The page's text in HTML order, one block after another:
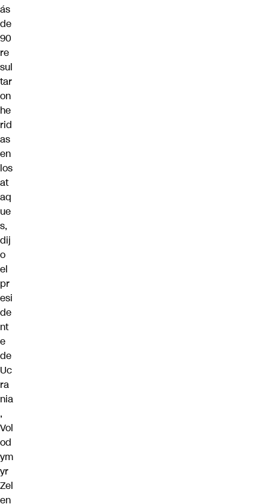
ás
de
90
re
sul
tar
on
he
rid
as
en
los
at
aq
ue
s,
dij
o
el
pr
esi
de
nt
e
de
Uc
ra
nia
,
Vol
od
ym
yr
Zel
en